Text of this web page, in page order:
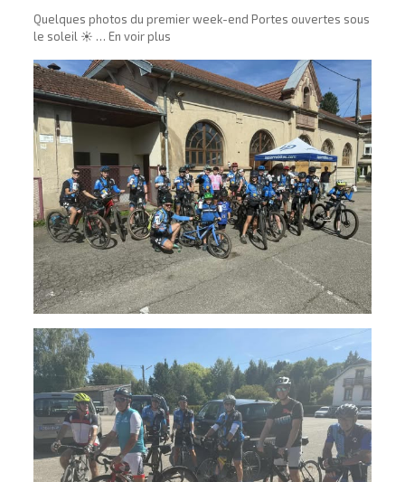
Quelques photos du premier week-end Portes ouvertes sous
le soleil ☀️ … En voir plus